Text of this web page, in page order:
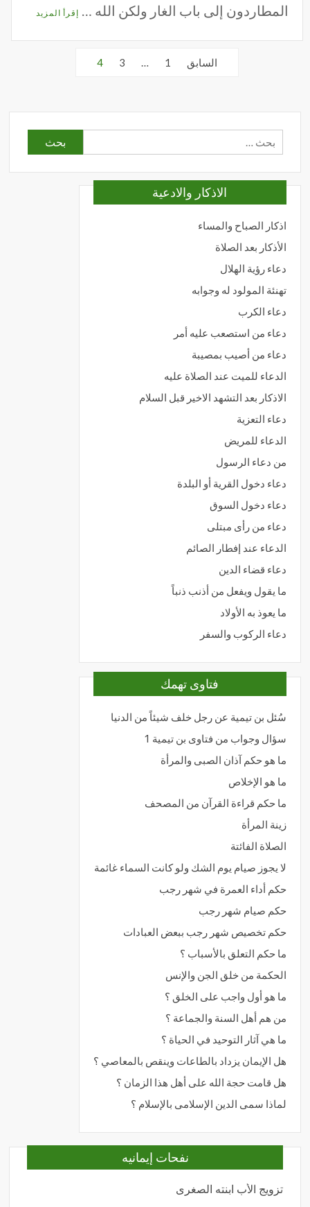
المطاردون إلى باب الغار ولكن الله … إقرأ المزيد
السابق 1
3
4
عن:
الاذكار والادعية
اذكار الصباح والمساء
الأذكار بعد الصلاة
دعاء رؤية الهلال
تهنئة المولود له وجوابه
دعاء الكرب
دعاء من استصعب عليه أمر
دعاء من أصيب بمصيبة
الدعاء للميت عند الصلاة عليه
الاذكار بعد التشهد الاخير قبل السلام
دعاء التعزية
الدعاء للمريض
من دعاء الرسول
دعاء دخول القرية أو البلدة
دعاء دخول السوق
دعاء من رأى مبتلى
الدعاء عند إفطار الصائم
دعاء قضاء الدين
ما يقول ويفعل من أذنب ذنباً
ما يعوذ به الأولاد
دعاء الركوب والسفر
فتاوى تهمك
سُئل بن تيمية عن رجل خلف شيئاً من الدنيا
سؤال وجواب من فتاوى بن تيمية 1
ما هو حكم آذان الصبى والمرأة
ما هو الإخلاص
ما حكم قراءة القرآن من المصحف
زينة المرأة
الصلاة الفائتة
لا يجوز صيام يوم الشك ولو كانت السماء غائمة
حكم أداء العمرة في شهر رجب
حكم صيام شهر رجب
حكم تخصيص شهر رجب ببعض العبادات
ما حكم التعلق بالأسباب ؟
الحكمة من خلق الجن والإنس
ما هو أول واجب على الخلق ؟
من هم أهل السنة والجماعة ؟
ما هي آثار التوحيد في الحياة ؟
هل الإيمان يزداد بالطاعات وينقص بالمعاصي ؟
هل قامت حجة الله على أهل هذا الزمان ؟
لماذا سمى الدين الإسلامى بالإسلام ؟
نفحات إيمانيه
تزويج الأب ابنته الصغرى